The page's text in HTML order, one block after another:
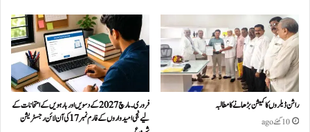
راشن ڈیلروں کا کمیشن بڑھانے کا مطالبہ
10 گھنٹے ago
فروری۔مارچ 2027 کے دسویں اور بارہویں کے امتحانات کے
لیے نجی امیدواروں کے فارم نمبر 17 کی آن لائن رجسٹریشن